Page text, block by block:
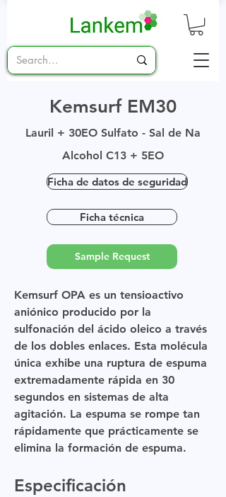
Kemsurf EM30
Lauril + 30EO Sulfato - Sal de Na
Alcohol C13 + 5EO
Ficha de datos de seguridad
Ficha técnica
Sample Request
Kemsurf OPA es un tensioactivo
aniónico producido por la
sulfonación del ácido oleico a través
de los dobles enlaces. Esta molécula
única exhibe una ruptura de espuma
extremadamente rápida en 30
segundos en sistemas de alta
agitación. La espuma se rompe tan
rápidamente que prácticamente se
elimina la formación de espuma.
Especificación